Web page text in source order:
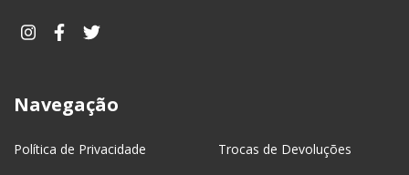
Navegação
Política de Privacidade Trocas de Devoluções